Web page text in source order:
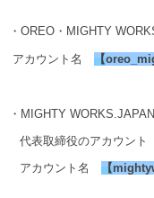
・OREO・MIGHTY
アカウント名 【
・MIGHTY
代表取締役のアカウント
アカウント名 【